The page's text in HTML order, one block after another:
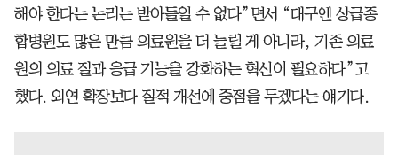
해야 한다는 논리는 받아들일 수 없다”면서 “대구엔 상급종
합병원도 많은 만큼 의료원을 더 늘릴 게 아니라, 기존 의료
원의 의료 질과 응급 기능을 강화하는 혁신이 필요하다”고
했다. 외연 확장보다 질적 개선에 중점을 두겠다는 얘기다.